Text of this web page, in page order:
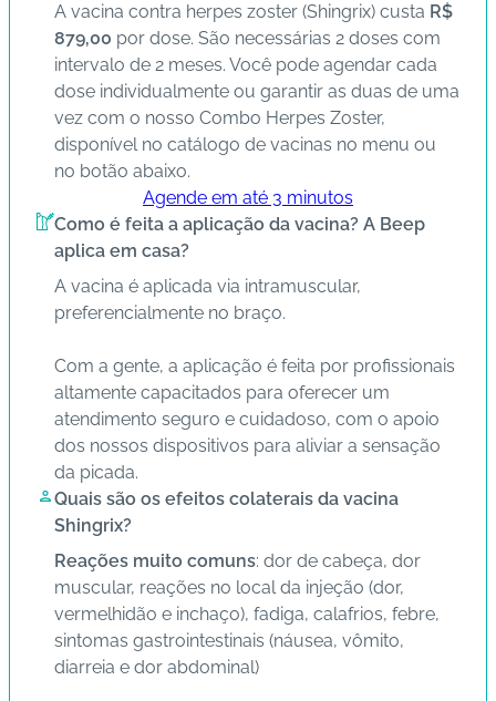
A vacina contra herpes zoster (Shingrix) custa R$
879,00 por dose. São necessárias 2 doses com
intervalo de 2 meses. Você pode agendar cada
dose individualmente ou garantir as duas de uma
vez com o nosso Combo Herpes Zoster,
disponível no catálogo de vacinas no menu ou
no botão abaixo.
Agende em até 3 minutos
Como é feita a aplicação da vacina? A Beep
aplica em casa?
A vacina é aplicada via intramuscular,
preferencialmente no braço.
Com a gente, a aplicação é feita por profissionais
altamente capacitados para oferecer um
atendimento seguro e cuidadoso, com o apoio
dos nossos dispositivos para aliviar a sensação
da picada.
Quais são os efeitos colaterais da vacina
Shingrix?
Reações muito comuns: dor de cabeça, dor
muscular, reações no local da injeção (dor,
vermelhidão e inchaço), fadiga, calafrios, febre,
sintomas gastrointestinais (náusea, vômito,
diarreia e dor abdominal)